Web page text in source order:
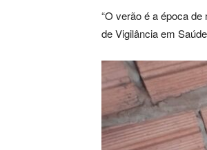
“O verão é a época
de Vigilância em